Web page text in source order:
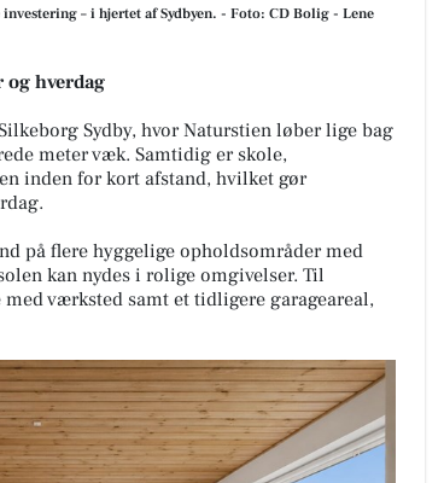
– i hjertet af Sydbyen. - Foto: CD Bolig - Lene
hverdag
Sydby, hvor Naturstien løber lige bag
meter væk. Samtidig er skole,
inden for kort afstand, hvilket gør
på flere hyggelige opholdsområder med
kan nydes i rolige omgivelser. Til
værksted samt et tidligere garageareal,